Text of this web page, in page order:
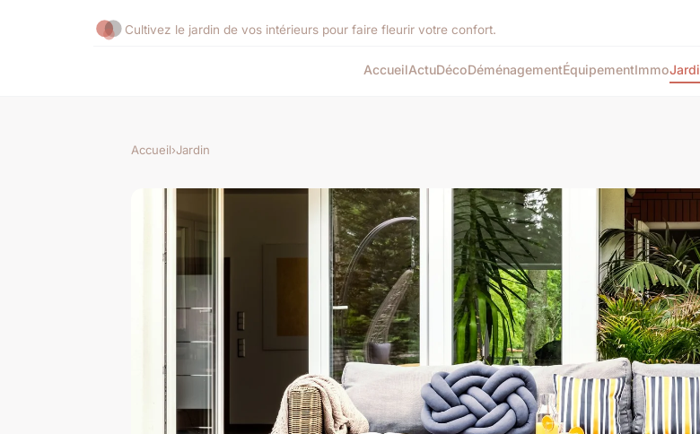
Cultivez le jardin de vos intérieurs pour faire fleurir votre confort.
AccueilActuDécoDéménagementÉquipementImmo
Accueil›Jardin